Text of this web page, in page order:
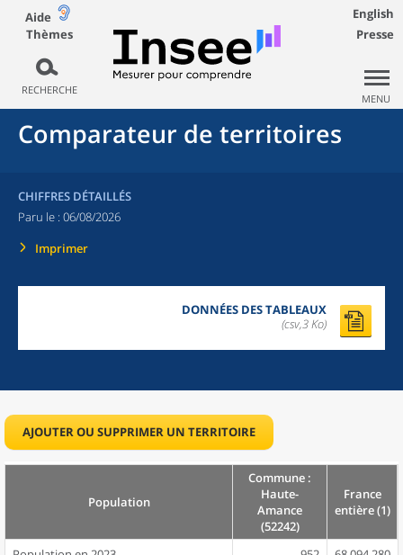
Aide
Thèmes
RECHERCHE
English
Presse
MENU
Comparateur de territoires
CHIFFRES DÉTAILLÉS
Paru le : 06/08/2026
Imprimer
DONNÉES DES TABLEAUX
(csv,3 Ko)
AJOUTER OU SUPPRIMER UN TERRITOIRE
Population
Commune :
Haute-
Amance
(52242)
France
entière (1)